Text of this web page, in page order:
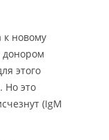
к новому
донором
этого
Но это
(IgM